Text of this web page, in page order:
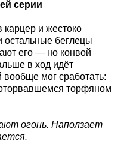
серии
карцер и жестоко
остальные беглецы
его — но конвой
в ход идёт
мог сработать:
торфяном
огонь. Наползает